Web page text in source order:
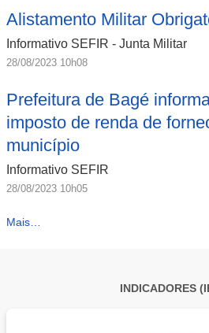
Alistamento Militar
Informativo SEFIR - Junta Militar
28/08/2023 10h08
Prefeitura de Bagé
imposto de renda de
município
Informativo SEFIR
28/08/2023 10h05
Mais…
INDICADORES